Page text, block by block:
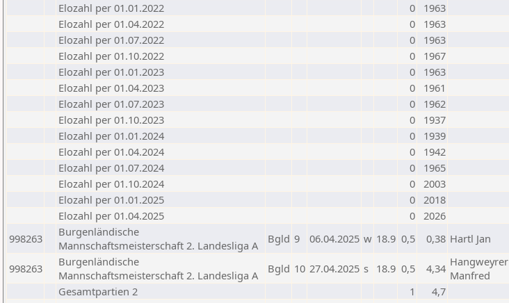
Elozahl per 01.01.2022
0
1963
Elozahl per 01.04.2022
0
1963
Elozahl per 01.07.2022
0
1963
Elozahl per 01.10.2022
0
1967
Elozahl per 01.01.2023
0
1963
Elozahl per 01.04.2023
0
1961
Elozahl per 01.07.2023
0
1962
Elozahl per 01.10.2023
0
1937
Elozahl per 01.01.2024
0
1939
Elozahl per 01.04.2024
0
1942
Elozahl per 01.07.2024
0
1965
Elozahl per 01.10.2024
0 2003
Elozahl per 01.01.2025
0 2018
Elozahl per 01.04.2025
0 2026
998263
Burgenländische
Mannschaftsmeisterschaft 2. Landesliga A
Bgld 9 06.04.2025 w 18.9 0,5 0,38 Hartl Jan
998263
Burgenländische
Mannschaftsmeisterschaft 2. Landesliga A
Bgld 10 27.04.2025 s 18.9 0,5 4,34 Hangweyrer
Manfred
Gesamtpartien 2
1
4,7